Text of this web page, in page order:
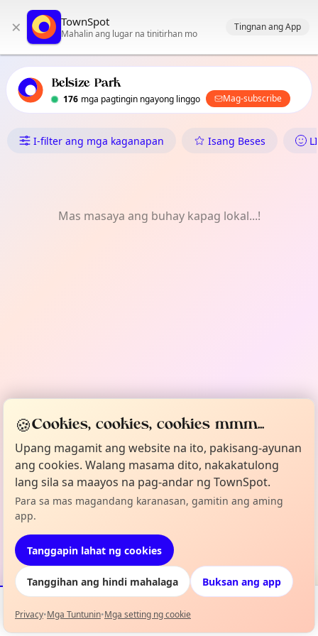
nabigasyon ng TownSpot
ng mga lokal na kaganapan ng TownSpot
× TownSpot
Mahalin ang lugar na tinitirhan mo
Tingnan ang App
Belsize Park
176 mga pagtingin ngayong linggo Mag-subscribe
Ano ang Nangyayari sa Belsize
I-filter ang mga kaganapan Isang Beses
Mas masaya ang buhay kapag lokal...!
Mga Kaganapan Mapa Aking Lineup
🍪Cookies, cookies, cookies mmm...
Upang magamit ang website na ito, pakisang-ayunan
ang cookies. Walang masama dito, nakakatulong
lang sila sa maayos na pag-andar ng TownSpot.
Para sa mas magandang karanasan, gamitin ang aming
app.
Tanggapin lahat ng cookies
Tanggihan ang hindi mahalaga Buksan ang app
Privacy•Mga Tuntunin•Mga setting ng cookie